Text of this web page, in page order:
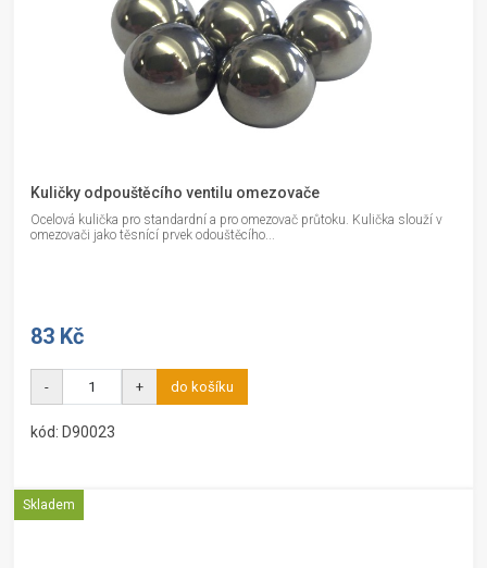
Kuličky odpouštěcího ventilu omezovače
Ocelová kulička pro standardní a pro omezovač průtoku. Kulička slouží v
omezovači jako těsnící prvek odouštěcího...
83 Kč
- + do košíku
kód: D90023
Skladem